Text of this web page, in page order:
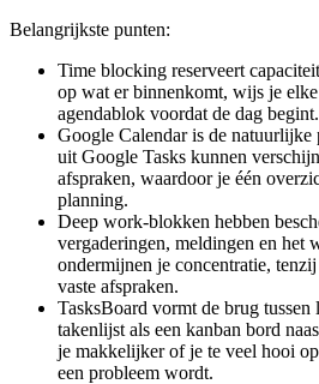
Belangrijkste punten:
Time blocking reserveert
op wat er binnenkomt, wijs je elke
agendablok voordat de dag begint.
Google Calendar is de
uit Google Tasks kunnen
afspraken, waardoor je één
planning.
Deep work-blokken hebben
vergaderingen, meldingen en het
ondermijnen je concentratie,
vaste afspraken.
TasksBoard vormt de brug tussen
takenlijst als een kanban bord
je makkelijker of je te veel hooi
een probleem wordt.